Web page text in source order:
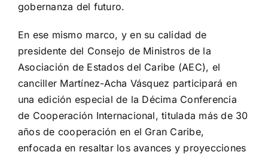
gobernanza del futuro.
En ese mismo marco, y en su calidad de
presidente del Consejo de Ministros de la
Asociación de Estados del Caribe (AEC), el
canciller Martínez-Acha Vásquez participará en
una edición especial de la Décima Conferencia
de Cooperación Internacional, titulada más de 30
años de cooperación en el Gran Caribe,
enfocada en resaltar los avances y proyecciones